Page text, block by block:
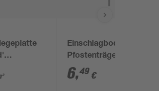
1690 x
Einschlagbodenhülse
Pfostenträger 9 x 9 x
90 cm
6,49 €